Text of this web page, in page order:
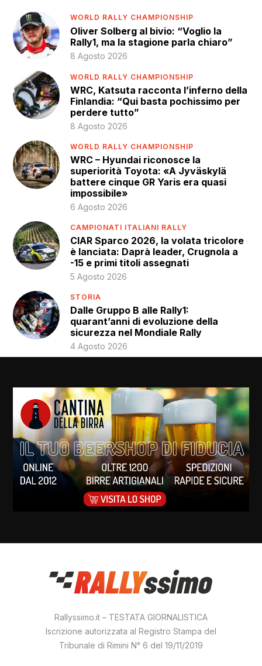
WORLD RALLY CHAMPIONSHIP
Oliver Solberg al bivio: “Voglio la
Rally1, ma la stagione parla chiaro”
8 Agosto 2026
WORLD RALLY CHAMPIONSHIP
WRC, Katsuta racconta l’inferno della
Finlandia: “Qui basta pochissimo per
perdere tutto”
8 Agosto 2026
WORLD RALLY CHAMPIONSHIP
WRC – Hyundai riconosce la
superiorità Toyota: «A Jyväskylä
battere cinque GR Yaris era quasi
impossibile»
6 Agosto 2026
CAMPIONATI ITALIANI RALLY
CIAR Sparco 2026, la volata tricolore
è lanciata: Daprà leader, Crugnola a
-15 e primi titoli assegnati
5 Agosto 2026
STORIA
Dalle Gruppo B alle Rally1:
quarant’anni di evoluzione della
sicurezza nel Mondiale Rally
4 Agosto 2026
Rallyssimo.it – TESTATA GIORNALISTICA
Iscrizione autorizzata al Registro Stampa del
Tribunale di Rimini N° 6 del 19/11/2019